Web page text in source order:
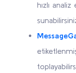
hızlı